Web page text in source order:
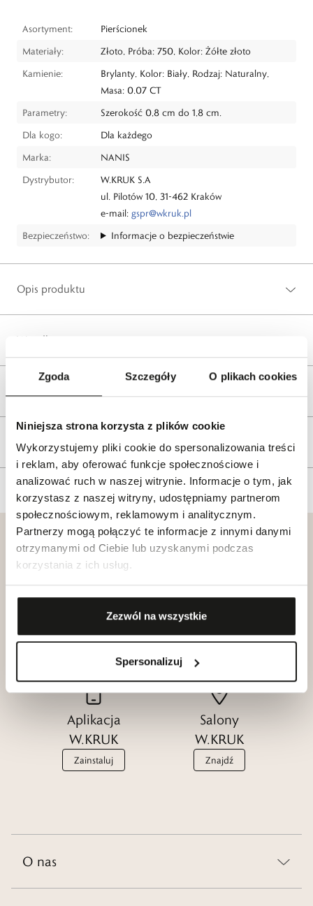
Zgoda Szczegóły O plikach cookies
Niniejsza strona korzysta z plików cookie
Wykorzystujemy pliki cookie do spersonalizowania treści
i reklam, aby oferować funkcje społecznościowe i
analizować ruch w naszej witrynie. Informacje o tym, jak
korzystasz z naszej witryny, udostępniamy partnerom
społecznościowym, reklamowym i analitycznym.
Partnerzy mogą połączyć te informacje z innymi danymi
otrzymanymi od Ciebie lub uzyskanymi podczas
korzystania z ich usług.
Zezwól na wszystkie
Spersonalizuj
Asortyment:
Pierścionek
Materiały:
Złoto, Próba: 750, Kolor: Żółte złoto
Kamienie:
Brylanty, Kolor: Biały, Rodzaj: Naturalny,
Masa: 0.07 CT
Parametry:
Szerokość 0,8 cm do 1,8 cm.
Dla kogo:
Dla każdego
Marka:
NANIS
Dystrybutor:
W.KRUK S.A
ul. Pilotów 10, 31-462 Kraków
e-mail: gspr@wkruk.pl
Bezpieczeństwo:
Informacje o bezpieczeństwie
Opis produktu
Wysyłka
Tagi
Klub dla
Przyjaciół
Katalogi
W.KRUK
Zobacz
Aplikacja
W.KRUK
Zainstaluj
Salony
W.KRUK
Znajdź
O nas